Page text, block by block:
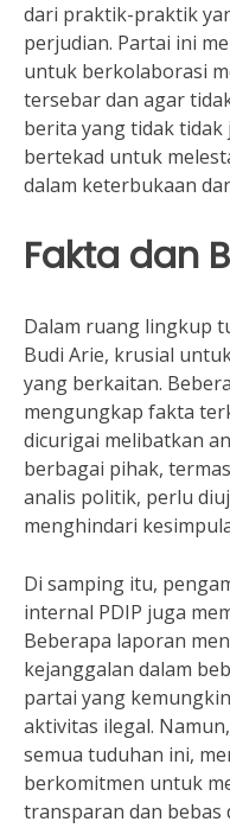
dari praktik-praktik
perjudian. Partai ini
untuk berkolaborasi
tersebar dan agar
berita yang tidak tidak
bertekad untuk
dalam keterbukaan
Fakta dan
Dalam ruang lingkup
Budi Arie, krusial
yang berkaitan.
mengungkap fakta
dicurigai melibatkan
berbagai pihak,
analis politik, perlu
menghindari
Di samping itu,
internal PDIP juga
Beberapa laporan
kejanggalan dalam
partai yang
aktivitas ilegal.
semua tuduhan ini,
berkomitmen untuk
transparan dan